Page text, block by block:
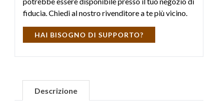
fiducia. Chiedi al nostro rivenditore a te più vicino.
HAI BISOGNO DI SUPPORTO?
Descrizione